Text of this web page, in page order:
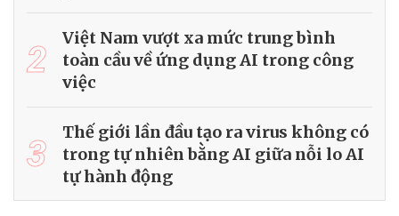
2
Việt Nam vượt xa mức trung bình
toàn cầu về ứng dụng AI trong công
việc
3
Thế giới lần đầu tạo ra virus không có
trong tự nhiên bằng AI giữa nỗi lo AI
tự hành động